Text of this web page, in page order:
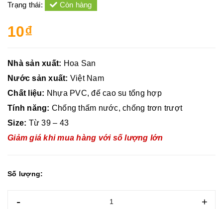
Trạng thái: Còn hàng
10₫
Nhà sản xuất: Hoa San
Nước sản xuất: Việt Nam
Chất liệu: Nhựa PVC, đế cao su tổng hợp
Tính năng: Chống thấm nước, chống trơn trượt
Size: Từ 39 – 43
Giảm giá khi mua hàng với số lượng lớn
Số lượng:
- +